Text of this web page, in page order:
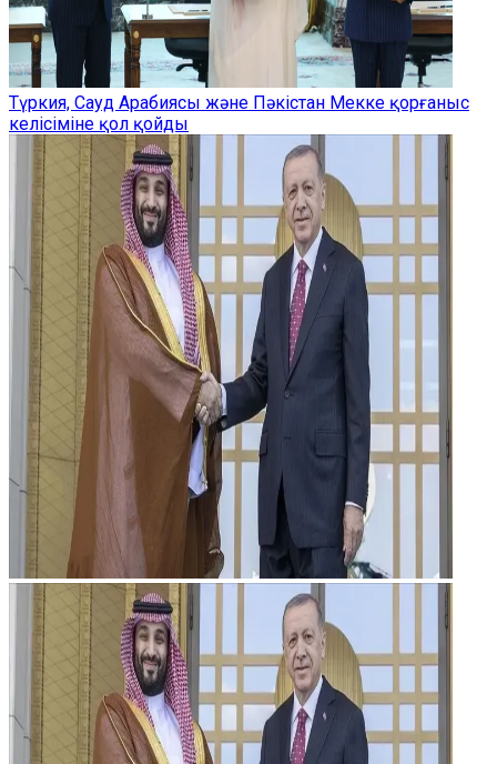
Түркия, Сауд Арабиясы және Пәкістан Мекке қорғаныс
келісіміне қол қойды